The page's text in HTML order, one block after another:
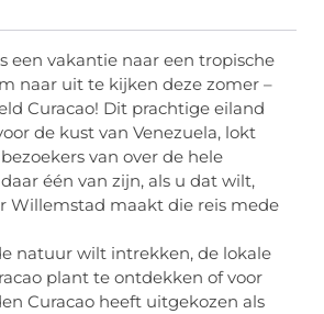
een vakantie naar een tropische
naar uit te kijken deze zomer –
Curacao! Dit prachtige eiland
de kust van Venezuela, lokt
van over de hele
één van zijn, als u dat wilt,
Willemstad maakt die reis mede
natuur wilt intrekken, de lokale
plant te ontdekken of voor
Curacao heeft uitgekozen als